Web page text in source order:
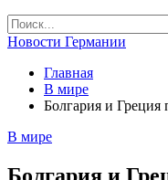
Новости Германии
Главная
В мире
Болгария и Греция
В мире